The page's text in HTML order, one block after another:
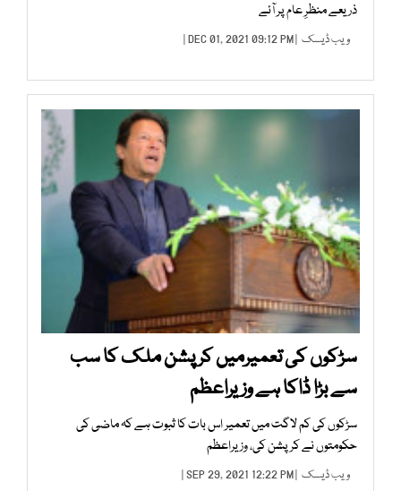
ذریعے منظرِ عام پر آئے
ویب ڈیسک | DEC 01, 2021 09:12 PM |
سڑکوں کی تعمیرمیں کرپشن ملک کا سب
سے بڑا ڈاکا ہے وزیراعظم
سڑکوں کی کم لاگت میں تعمیر اس بات کا ثبوت ہے کہ ماضی کی
حکومتوں نے کرپشن کی، وزیراعظم
ویب ڈیسک | SEP 29, 2021 12:22 PM |